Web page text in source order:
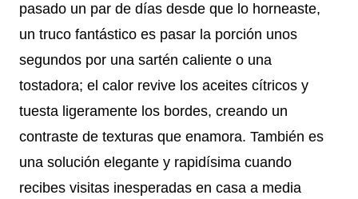
pasado un par de días desde que lo horneaste,
un truco fantástico es pasar la porción unos
segundos por una sartén caliente o una
tostadora; el calor revive los aceites cítricos y
tuesta ligeramente los bordes, creando un
contraste de texturas que enamora. También es
una solución elegante y rapidísima cuando
recibes visitas inesperadas en casa a media